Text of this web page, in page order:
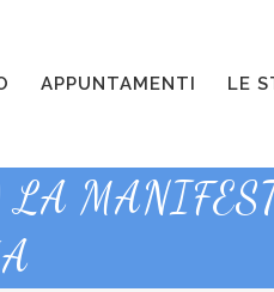
APPUNTAMENTI LE
LA